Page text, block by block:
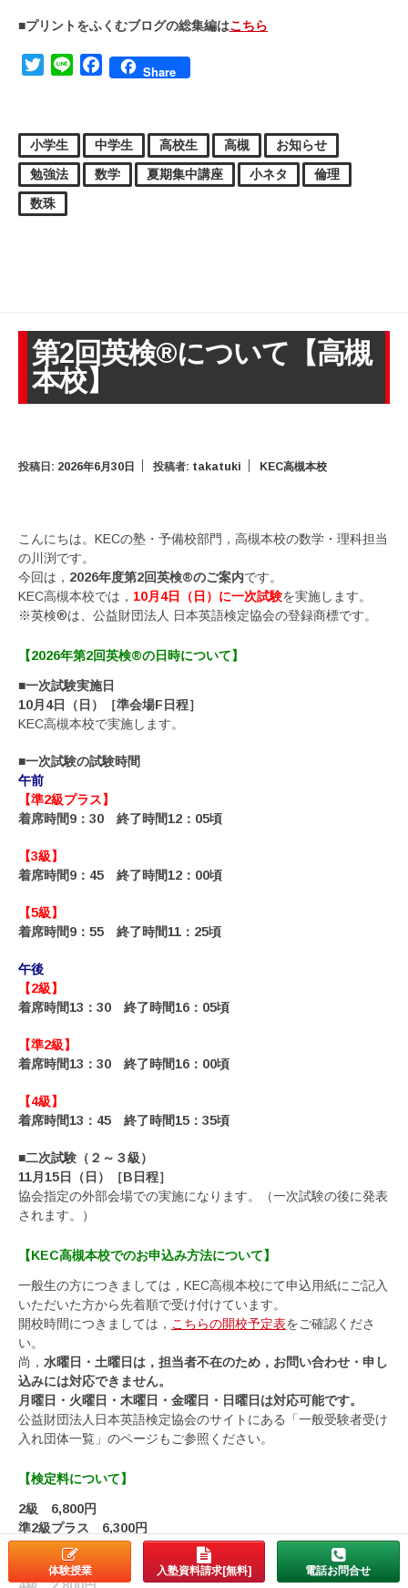
体験授業 入塾資料請求[無料] 電話お問合せ
■プリントをふくむブログの総集編はこちら
TwitterLine FacebookShare
小学生 中学生 高校生 高槻
お知らせ
勉強法
数学 夏期集中講座 小ネタ
倫理
数珠
第2回英検®について【高槻
本校】
投稿日: 2026年6月30日 投稿者: takatuki KEC高槻本校
こんにちは。KECの塾・予備校部門，高槻本校の数学・理科担当
の川渕です。
今回は， 2026年度第2回英検®のご案内です。
KEC高槻本校では， 10月4日（日）に一次試験を実施します。
※英検®は、公益財団法人 日本英語検定協会の登録商標です。
【2026年第2回英検®の日時について】
■一次試験実施日
10月4日（日）［準会場F日程］
KEC高槻本校で実施します。
■一次試験の試験時間
午前
【準2級プラス】
着席時間9：30 終了時間12：05頃
【3級】
着席時間9：45 終了時間12：00頃
【5級】
着席時間9：55 終了時間11：25頃
午後
【2級】
着席時間13：30 終了時間16：05頃
【準2級】
着席時間13：30 終了時間16：00頃
【4級】
着席時間13：45 終了時間15：35頃
■二次試験（２～３級）
11月15日（日）［B日程］
協会指定の外部会場での実施になります。（一次試験の後に発表
されます。）
【KEC高槻本校でのお申込み方法について】
一般生の方につきましては，KEC高槻本校にて申込用紙にご記入
いただいた方から先着順で受け付けています。
開校時間につきましては， こちらの開校予定表をご確認くださ
い。
尚， 水曜日・土曜日は，担当者不在のため，お問い合わせ・申し
込みには対応できません。
月曜日・火曜日・木曜日・金曜日・日曜日は対応可能です。
公益財団法人日本英語検定協会のサイトにある「一般受験者受け
入れ団体一覧」のページもご参照ください。
【検定料について】
2級 6,800円
準2級プラス 6,300円
準2級 6,000円
3級 4,900円